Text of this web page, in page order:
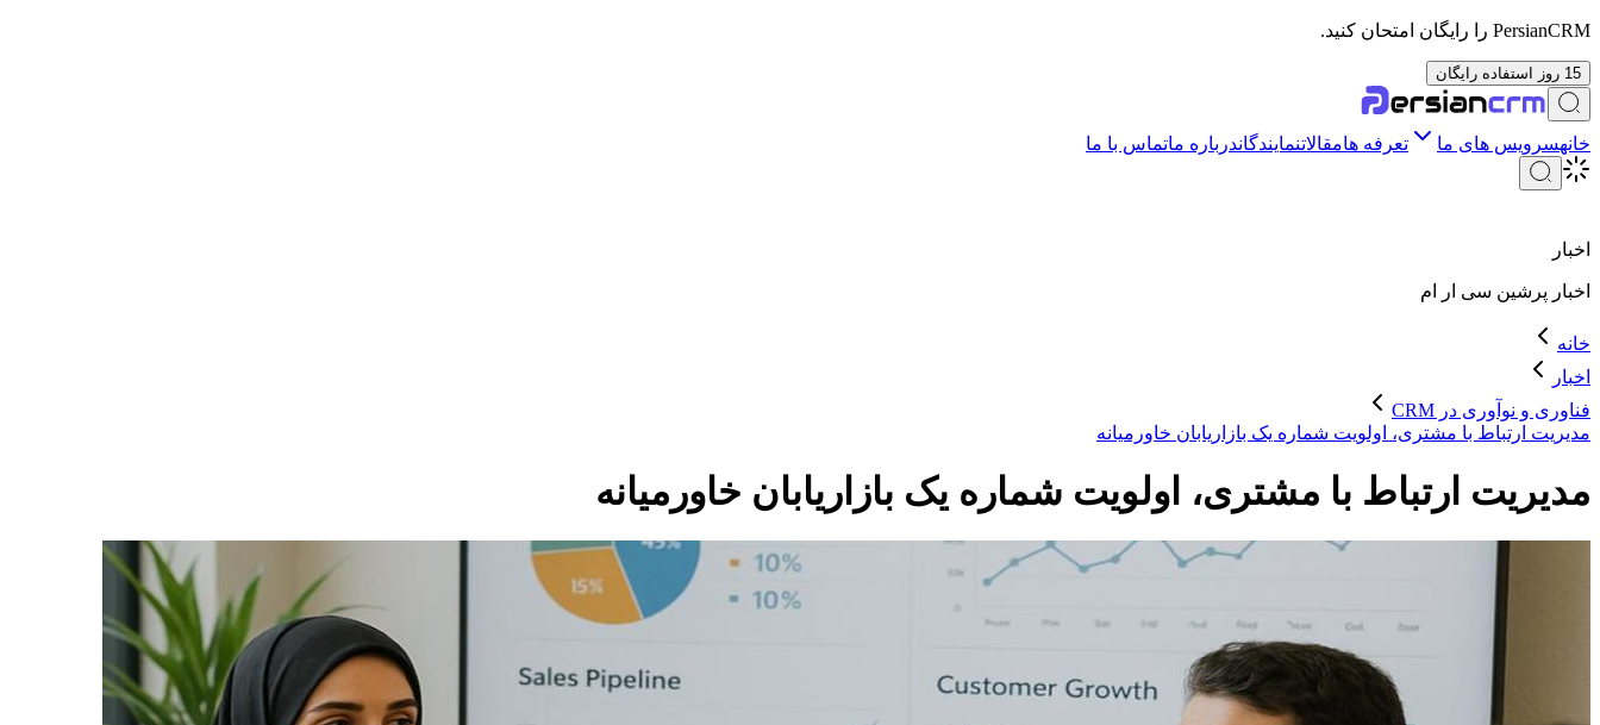
PersianCRM را رایگان امتحان کنید.
15 روز استفاده رایگان
خانهسرویس های ما تعرفه هامقالاتنمایندگاندرباره ماتماس با ما
اخبار
اخبار پرشین سی ار ام
خانه
اخبار
فناوری و نوآوری در CRM
مدیریت ارتباط با مشتری، اولویت شماره یک بازاریابان خاورمیانه
مدیریت ارتباط با مشتری، اولویت شماره یک بازاریابان خاورمیانه